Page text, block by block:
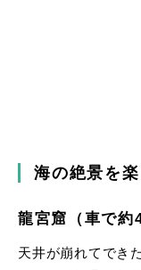
海の絶景を
龍宮窟（車で約
天井が崩れてでき